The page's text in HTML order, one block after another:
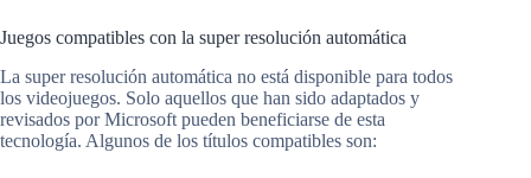
Juegos compatibles con la super resolución automática
La super resolución automática no está disponible para todos
los videojuegos. Solo aquellos que han sido adaptados y
revisados por Microsoft pueden beneficiarse de esta
tecnología. Algunos de los títulos compatibles son: